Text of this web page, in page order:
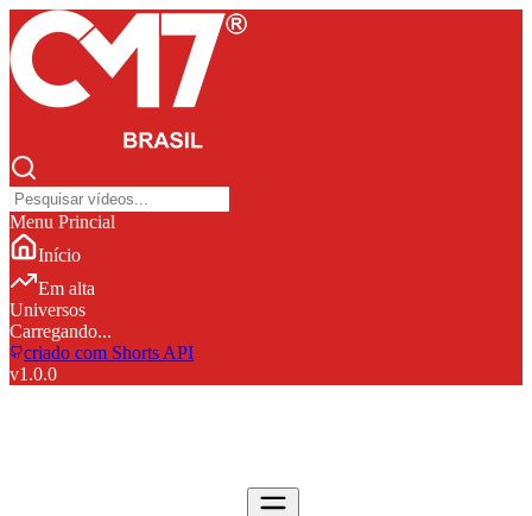
Menu Princial
Início
Em alta
Universos
Carregando...
criado com Shorts API
v1.0.0